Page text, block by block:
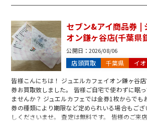
セブン&アイ商品券 |
オン鎌ヶ谷店(千葉県
公開日： 2026/08/06
店頭買取 千葉県 イ
皆様こんにちは！ ジュエルカフェイオン鎌ヶ谷
券お買取致しました。 皆様ご自宅で使わずに眠
ませんか？ ジュエルカフェでは金券1枚からでも
券の種類により期限など定められいる場合もご
しくださいませ。 査定は無料です。 皆様のご来